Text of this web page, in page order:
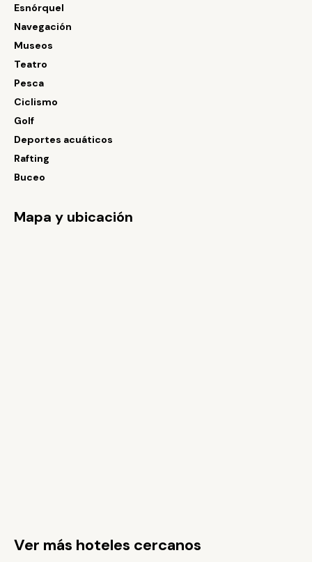
Esnórquel
Navegación
Museos
Teatro
Pesca
Ciclismo
Golf
Deportes acuáticos
Rafting
Buceo
Mapa y ubicación
Ver más hoteles cercanos